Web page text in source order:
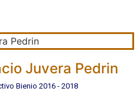
Juvera Pedrin
Bienio 2016 - 2018